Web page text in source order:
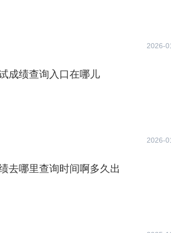
2026-
成绩查询入口在哪儿
2026-
去哪里查询时间啊多久出